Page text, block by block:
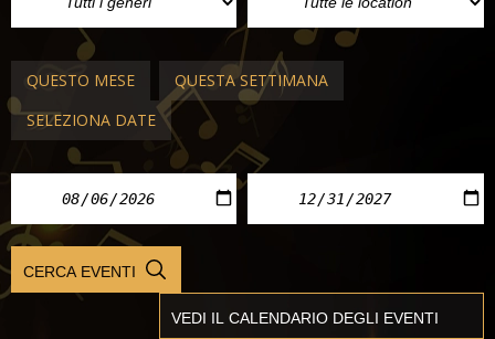
QUESTO MESE
QUESTA SETTIMANA
SELEZIONA DATE